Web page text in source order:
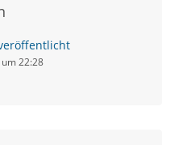
22:28